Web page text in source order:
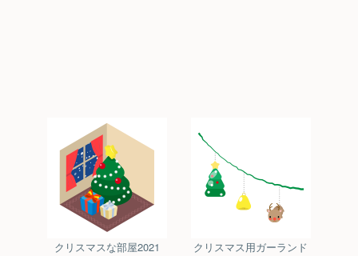
クリスマスな部屋2021
クリスマス用ガーランド